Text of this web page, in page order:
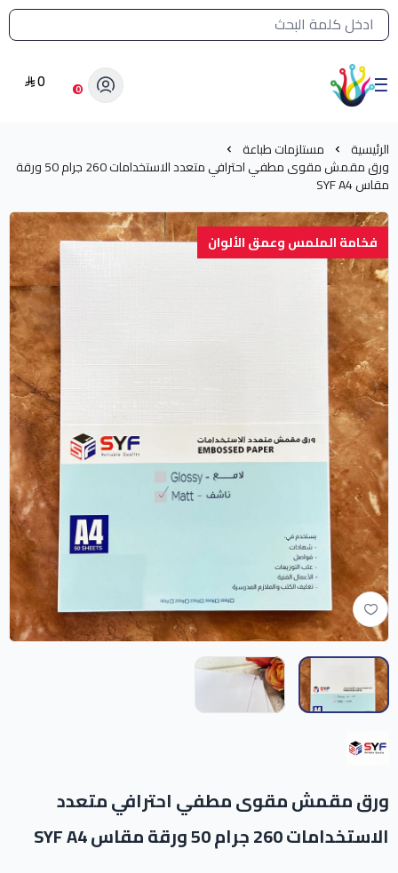
القائمة الرئيسية لمتجر الشرق النادر
الشرق النادر بيع مستلزمات طباعة حرارية 0
0
الرئيسية مستلزمات طباعة
ورق مقمش مقوى مطفي احترافي متعدد الاستخدامات 260 جرام 50 ورقة
مقاس SYF A4
فخامة الملمس وعمق الألوان
ورق مقمش مقوى مطفي احترافي متعدد
الاستخدامات 260 جرام 50 ورقة مقاس SYF A4